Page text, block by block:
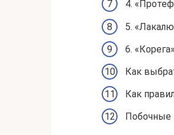
4.
5.
6.
Как
Как
Побочные